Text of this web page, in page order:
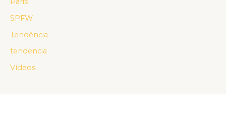
SPFW
Tendência
tendencia
Vídeos